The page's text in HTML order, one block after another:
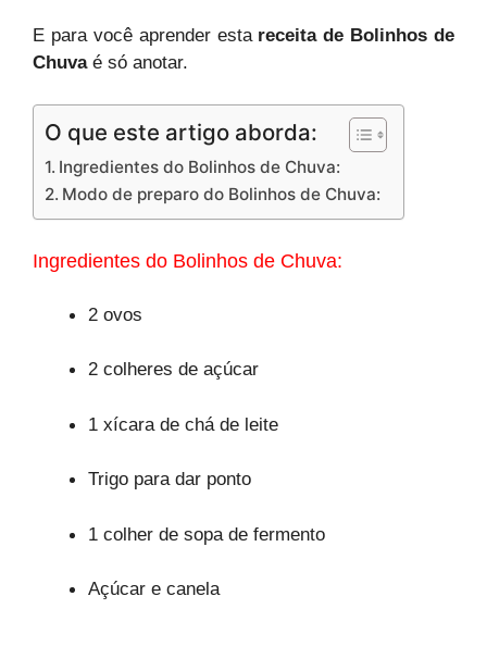
E para você aprender esta receita de Bolinhos de
Chuvaé só anotar.
O que este artigo aborda:
Ingredientes do Bolinhos de Chuva:
Modo de preparo do Bolinhos de Chuva:
Ingredientes do Bolinhos de Chuva:
2 ovos
2 colheres de açúcar
1 xícara de chá de leite
Trigo para dar ponto
1 colher de sopa de fermento
Açúcar e canela